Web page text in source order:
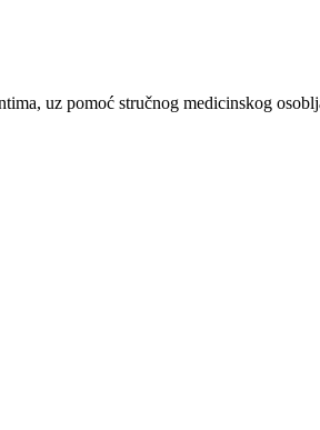
uz pomoć stručnog medicinskog